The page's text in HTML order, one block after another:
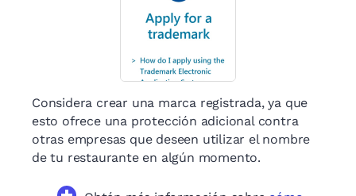
Considera crear una marca registrada, ya que
esto ofrece una protección adicional contra
otras empresas que deseen utilizar el nombre
de tu restaurante en algún momento.